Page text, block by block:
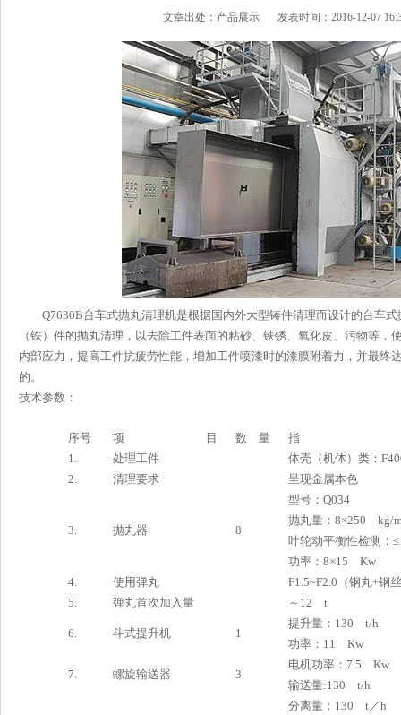
文章出处： 产品展示 发表时间：2016-12-07
Q7630B台车式抛丸清理机是根据国内外大型铸件清理而设计的台车式抛
（铁）件的抛丸清理，以去除工件表面的粘砂、铁锈、氧化皮、污物等
内部应力，提高工件抗疲劳性能，增加工件喷漆时的漆膜附着力，并
的。
技术参数：
序号 项 目 数 量
指
1.
处理工件
体壳（机体）类：
2.
清理要求 呈现金属本色
3. 抛丸器 8
型号：Q034
抛丸量：8×250
叶轮动平衡性检测
功率：8×15 Kw
4.
使用弹丸
F1.5~F2.0（钢丸+钢
5.
弹丸首次加入量 ～12 t
6. 斗式提升机 1
提升量：130 t/h
功率：11 Kw
7. 螺旋输送器 3
电机功率：7.5 Kw
输送量:130 t/h
分离量：130 t／h